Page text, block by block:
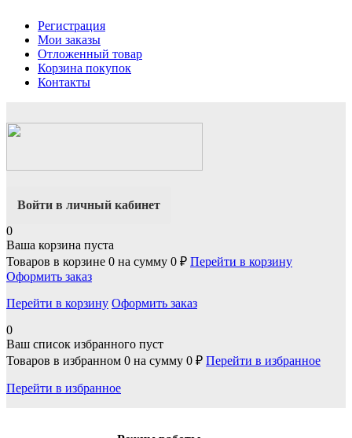
Регистрация
Мои заказы
Отложенный товар
Корзина покупок
Контакты
Войти в личный кабинет
0
Ваша корзина пуста
Товаров в корзине 0 на сумму 0 ₽ Перейти в корзину
Оформить заказ
Перейти в корзину Оформить заказ
0
Ваш список избранного пуст
Товаров в избранном 0 на сумму 0 ₽ Перейти в избранное
Перейти в избранное